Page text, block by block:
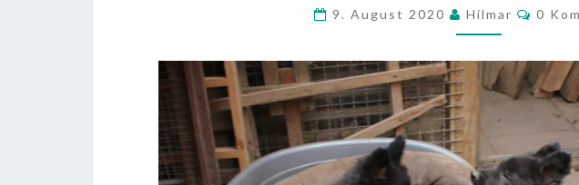
WURFES
UNS
VERLASSEN
9. August 2020 Hilmar 0